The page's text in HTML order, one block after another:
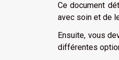
Ce document
avec soin et de
Ensuite, vous
différentes